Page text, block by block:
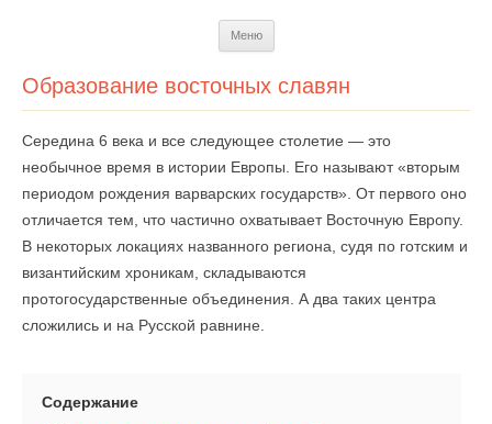
Меню
Образование восточных славян
Середина 6 века и все следующее столетие — это
необычное время в истории Европы. Его называют «вторым
периодом рождения варварских государств». От первого оно
отличается тем, что частично охватывает Восточную Европу.
В некоторых локациях названного региона, судя по готским и
византийским хроникам, складываются
протогосударственные объединения. А два таких центра
сложились и на Русской равнине.
Содержание